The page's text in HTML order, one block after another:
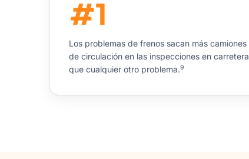
#1
Los problemas de frenos sacan más camiones
de circulación en las inspecciones en carretera
que cualquier otro problema.9